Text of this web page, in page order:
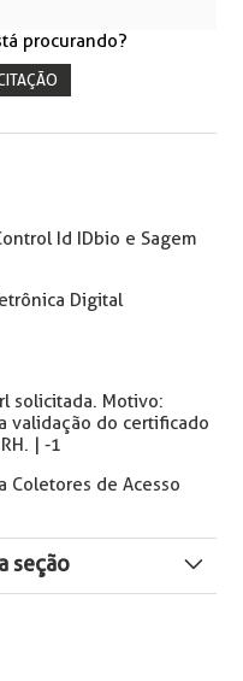
procurando?
Id IDbio e Sagem
Digital
solicitada. Motivo:
validação do certificado
| -1
Coletores de Acesso
seção